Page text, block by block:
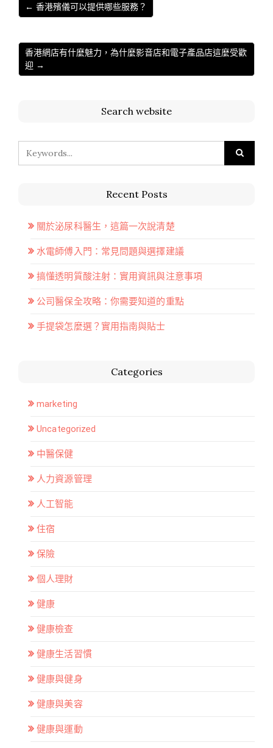
← 香港殯儀可以提供哪些服務？
香港網店有什麼魅力，為什麼影音店和電子產品店這麼受歡
迎 →
Search website
Recent Posts
關於泌尿科醫生，這篇一次說清楚
水電師傅入門：常見問題與選擇建議
搞懂透明質酸注射：實用資訊與注意事項
公司醫保全攻略：你需要知道的重點
手提袋怎麼選？實用指南與貼士
Categories
marketing
Uncategorized
中醫保健
人力資源管理
人工智能
住宿
保險
個人理財
健康
健康檢查
健康生活習慣
健康與健身
健康與美容
健康與運動